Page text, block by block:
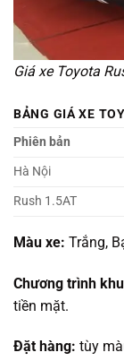
Giá xe Toyota
BẢNG GIÁ XE
Phiên bản
Hà Nội
Rush 1.5AT
Màu xe: Trắng,
Chương trình
tiền mặt.
Đặt hàng: tùy